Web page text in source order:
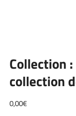
Collection
collection
0,00€